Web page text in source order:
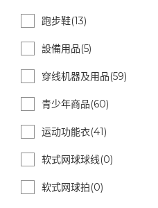
跑步鞋(13)
設備用品(5)
穿线机器及用品(59)
青少年商品(60)
运动功能衣(41)
软式网球球线(0)
软式网球拍(0)